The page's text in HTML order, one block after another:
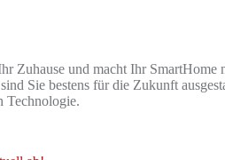
Zuhause und macht Ihr
Sie bestens für die Zukunft
Technologie.